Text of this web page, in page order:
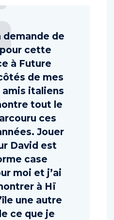
demande de
cette
à Future
de mes
italiens
tout le
ces
Jouer
David est
case
moi et j’ai
à Hï
une autre
ce que je